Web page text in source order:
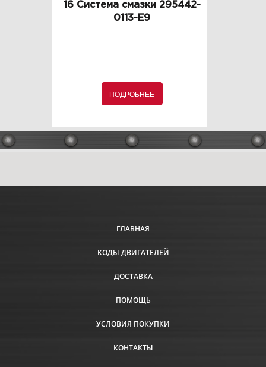
16 Система смазки 295442-
0113-E9
ПОДРОБНЕЕ
ГЛАВНАЯ
КОДЫ ДВИГАТЕЛЕЙ
ДОСТАВКА
ПОМОЩЬ
УСЛОВИЯ ПОКУПКИ
КОНТАКТЫ